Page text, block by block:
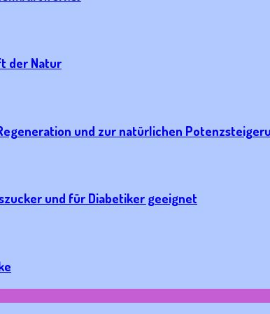
der Natur
und zur natürlichen
und für Diabetiker geeignet